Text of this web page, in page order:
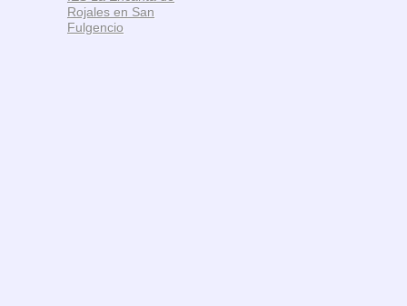
Rojales en San
Fulgencio